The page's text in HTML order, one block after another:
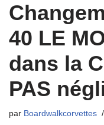
40 LE
dans la
PAS
par Boardwalkcorvettes